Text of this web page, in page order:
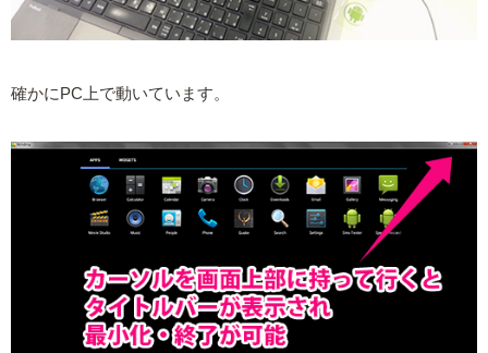
確かにPC上で動いています。